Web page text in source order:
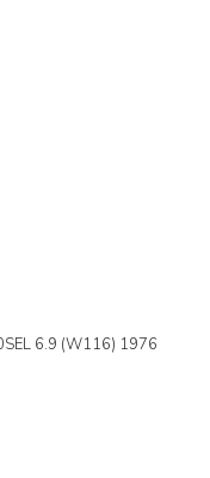
6.9 (W116) 1976